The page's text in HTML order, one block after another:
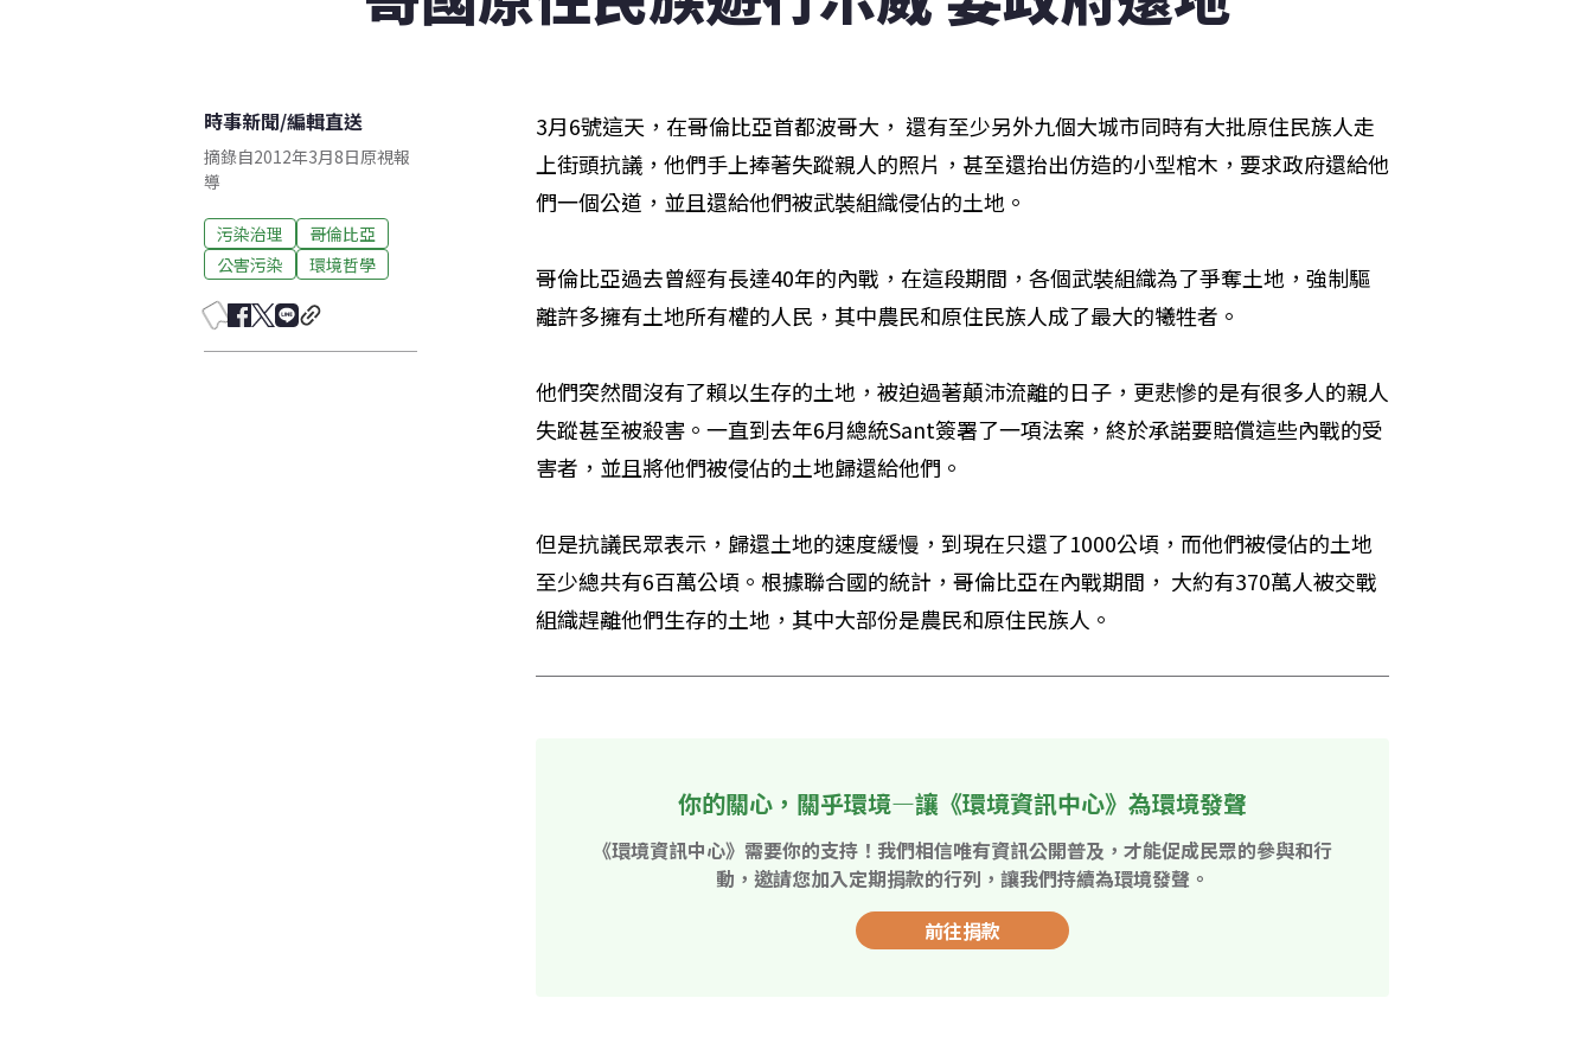
時事新聞/編輯直送
摘錄自2012年3月8日原視報
導
污染治理
哥倫比亞
公害污染
環境哲學
3月6號這天，在哥倫比亞首都波哥大， 還有至少另外九個大城市同時有大批原住民族人走
上街頭抗議，他們手上捧著失蹤親人的照片，甚至還抬出仿造的小型棺木，要求政府還給他
們一個公道，並且還給他們被武裝組織侵佔的土地。
哥倫比亞過去曾經有長達40年的內戰，在這段期間，各個武裝組織為了爭奪土地，強制驅
離許多擁有土地所有權的人民，其中農民和原住民族人成了最大的犧牲者。
他們突然間沒有了賴以生存的土地，被迫過著顛沛流離的日子，更悲慘的是有很多人的親人
失蹤甚至被殺害。一直到去年6月總統Sant簽署了一項法案，終於承諾要賠償這些內戰的受
害者，並且將他們被侵佔的土地歸還給他們。
但是抗議民眾表示，歸還土地的速度緩慢，到現在只還了1000公頃，而他們被侵佔的土地
至少總共有6百萬公頃。根據聯合國的統計，哥倫比亞在內戰期間， 大約有370萬人被交戰
組織趕離他們生存的土地，其中大部份是農民和原住民族人。
你的關心，關乎環境—讓《環境資訊中心》為環境發聲
《環境資訊中心》需要你的支持！我們相信唯有資訊公開普及，才能促成民眾的參與和行
動，邀請您加入定期捐款的行列，讓我們持續為環境發聲。
前往捐款